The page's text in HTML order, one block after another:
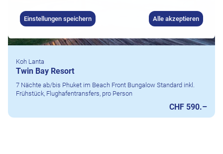
Koh Lanta
Twin Bay Resort
7 Nächte ab/bis Phuket im Beach Front Bungalow Standard inkl.
Frühstück, Flughafentransfers, pro Person
CHF 590.–
Einstellungen speichern Alle akzeptieren